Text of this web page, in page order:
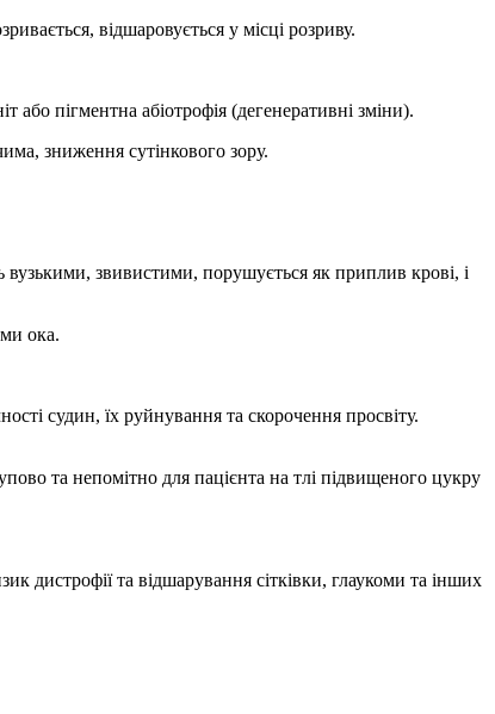
відшаровується у місці розриву.
пігментна абіотрофія (дегенеративні зміни).
зниження сутінкового зору.
звивистими, порушується як приплив крові, і
ока.
судин, їх руйнування та скорочення просвіту.
та непомітно для пацієнта на тлі підвищеного цукру
дистрофії та відшарування сітківки, глаукоми та інших